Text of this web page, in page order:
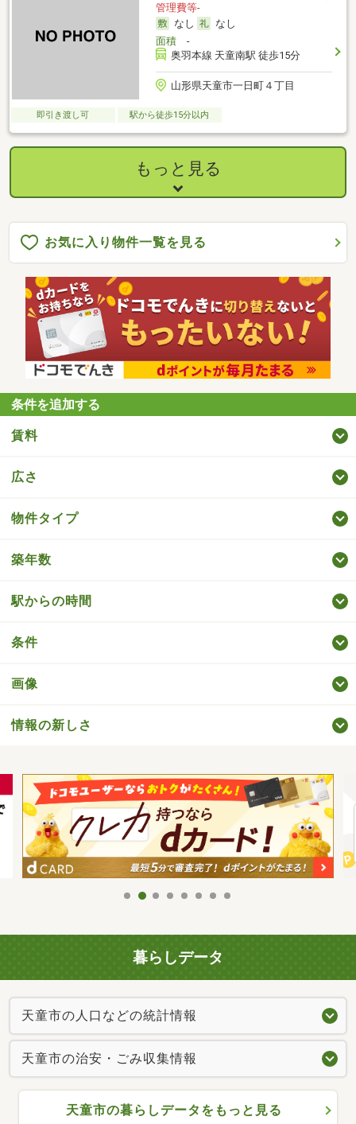
管理費等-
なし
なし
面積-
奥羽本線 天童南駅 徒歩15分
山形県天童市一日町４丁目
即引き渡し可 駅から徒歩15分以内
もっと見る
お気に入り物件一覧を見る
条件を追加する
賃料
広さ
物件タイプ
築年数
駅からの時間
条件
画像
情報の新しさ
暮らしデータ
天童市の人口などの統計情報
天童市の治安・ごみ収集情報
天童市の暮らしデータをもっと見る